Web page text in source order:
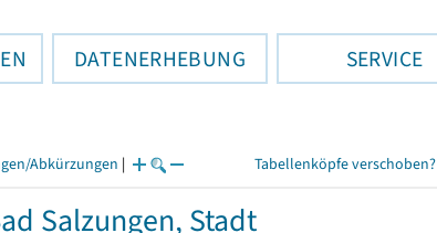
DATENERHEBUNG SERVICE
Abkürzungen | Tabellenköpfe verschoben?
Salzungen, Stadt